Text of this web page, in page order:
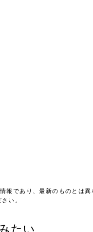
報であり、最新のものとは異
い。
たい